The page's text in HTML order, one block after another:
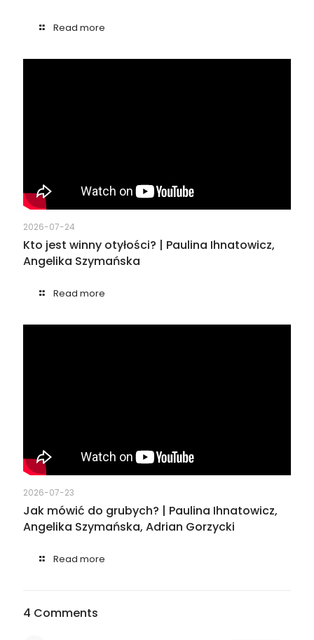
Read more
2026-07-24
Kto jest winny otyłości? | Paulina Ihnatowicz,
Angelika Szymańska
Read more
2026-07-23
Jak mówić do grubych? | Paulina Ihnatowicz,
Angelika Szymańska, Adrian Gorzycki
Read more
4 Comments